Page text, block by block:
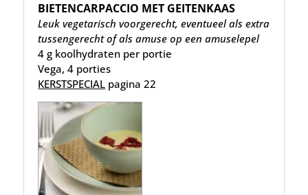
BIETENCARPACCIO MET GEITENKAAS
Leuk vegetarisch voorgerecht, eventueel als extra
tussengerecht of als amuse op een amuselepel
4 g koolhydraten per portie
Vega, 4 porties
KERSTSPECIAL pagina 22